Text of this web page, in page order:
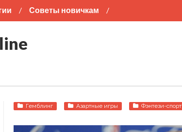
Советы новичкам
Футбол Хоккей Баскетбол
Гемблинг Азартные игры Фэнтези-спорт